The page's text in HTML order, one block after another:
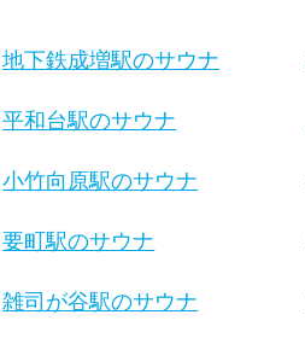
地下鉄成増駅のサウナ
平和台駅のサウナ
小竹向原駅のサウナ
要町駅のサウナ
雑司が谷駅のサウナ